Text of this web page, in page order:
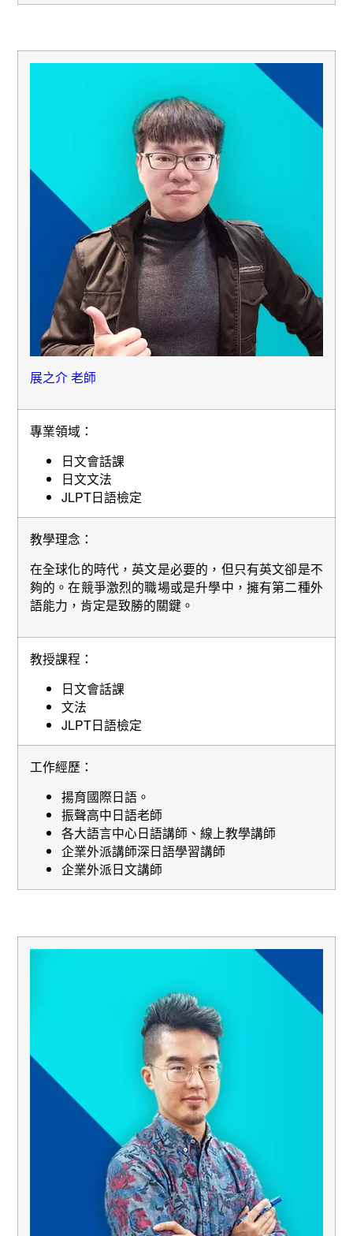
展之介 老師
專業領域：
日文會話課
日文文法
JLPT日語檢定
教學理念：
在全球化的時代，英文是必要的，但只有英文卻是不
夠的。在競爭激烈的職場或是升學中，擁有第二種外
語能力，肯定是致勝的關鍵。
教授課程：
日文會話課
文法
JLPT日語檢定
工作經歷：
揚育國際日語。
振聲高中日語老師
各大語言中心日語講師、線上教學講師
企業外派講師深日語學習講師
企業外派日文講師